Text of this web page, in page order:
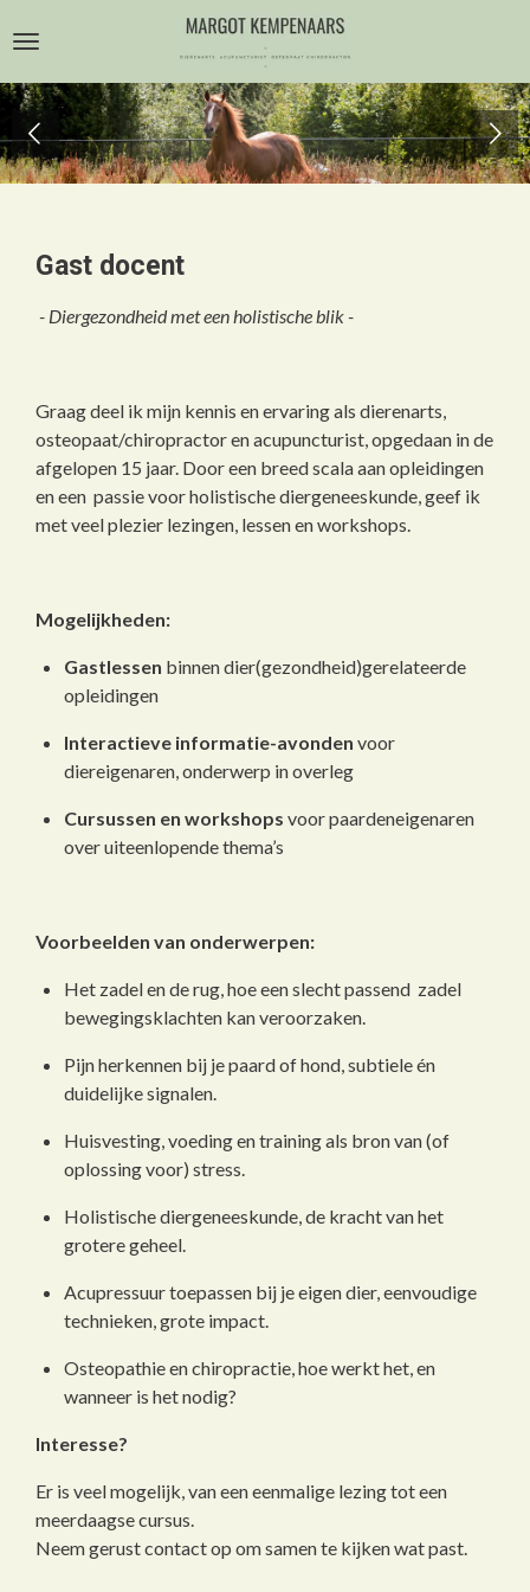
direct
naar
de
hoofdinhoud
Gast docent
- Diergezondheid met een holistische blik -
Graag deel ik mijn kennis en ervaring als dierenarts,
osteopaat/chiropractor en acupuncturist, opgedaan in de
afgelopen 15 jaar. Door een breed scala aan opleidingen
en een passie voor holistische diergeneeskunde, geef ik
met veel plezier lezingen, lessen en workshops.
Mogelijkheden:
Gastlessen binnen dier(gezondheid)gerelateerde
opleidingen
Interactieve informatie-avonden voor
diereigenaren, onderwerp in overleg
Cursussen en workshops voor paardeneigenaren
over uiteenlopende thema’s
Voorbeelden van onderwerpen:
Het zadel en de rug, hoe een slecht passend zadel
bewegingsklachten kan veroorzaken.
Pijn herkennen bij je paard of hond, subtiele én
duidelijke signalen.
Huisvesting, voeding en training als bron van (of
oplossing voor) stress.
Holistische diergeneeskunde, de kracht van het
grotere geheel.
Acupressuur toepassen bij je eigen dier, eenvoudige
technieken, grote impact.
Osteopathie en chiropractie, hoe werkt het, en
wanneer is het nodig?
Interesse?
Er is veel mogelijk, van een eenmalige lezing tot een
meerdaagse cursus.
Neem gerust contact op om samen te kijken wat past.